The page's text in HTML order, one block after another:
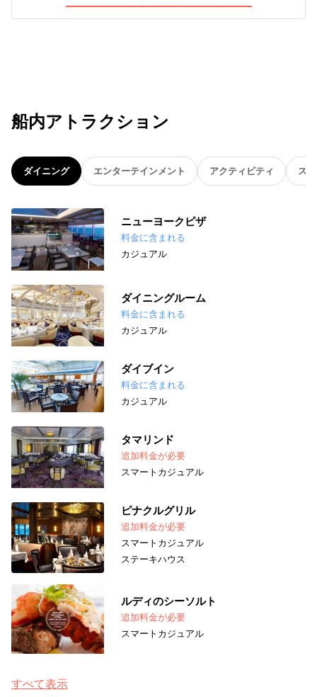
船内アトラクション
ダイニング エンターテインメント アクティビティ ス
ニューヨークピザ
料金に含まれる
カジュアル
ダイニングルーム
料金に含まれる
カジュアル
ダイブイン
料金に含まれる
カジュアル
タマリンド
追加料金が必要
スマートカジュアル
ピナクルグリル
追加料金が必要
スマートカジュアル
ステーキハウス
ルディのシーソルト
追加料金が必要
スマートカジュアル
すべて表示